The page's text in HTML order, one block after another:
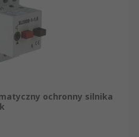
ochronny silnika